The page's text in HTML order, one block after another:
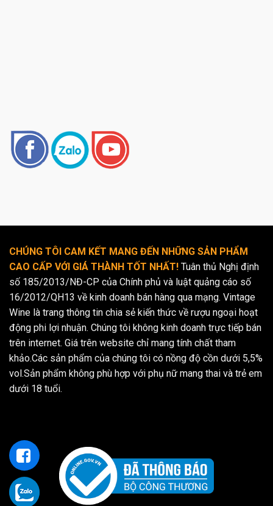
CHÚNG TÔI CAM KẾT MANG ĐẾN NHỮNG SẢN PHẨM
CAO CẤP VỚI GIÁ THÀNH TỐT NHẤT! Tuân thủ Nghị định
số 185/2013/NĐ-CP của Chính phủ và luật quảng cáo số
16/2012/QH13 về kinh doanh bán hàng qua mạng. Vintage
Wine là trang thông tin chia sẻ kiến thức về rượu ngoại hoạt
động phi lợi nhuận. Chúng tôi không kinh doanh trực tiếp bán
trên internet. Giá trên website chỉ mang tính chất tham
khảo.Các sản phẩm của chúng tôi có nồng độ cồn dưới 5,5%
vol.Sản phẩm không phù hợp với phụ nữ mang thai và trẻ em
dưới 18 tuổi.